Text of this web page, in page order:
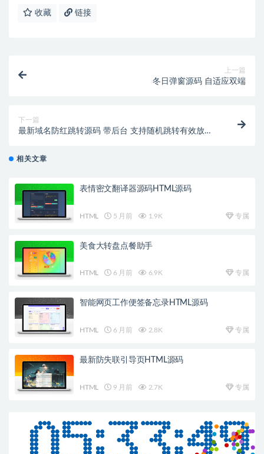
收藏 链接
上一篇
冬日弹窗源码 自适应双端
下一篇
最新域名防红跳转源码 带后台 支持随机跳转有效放屏
相关文章
表情密文翻译器源码HTML源码
HTML 5 月前 1.9K 专属
美食大转盘点餐助手
HTML 6 月前 6.9K 专属
智能网页工作便签备忘录HTML源码
HTML 6 月前 2.8K 专属
最新防失联引导页HTML源码
HTML 9 月前 2.7K 专属